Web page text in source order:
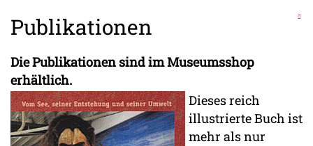
Publikationen
Die Publikationen sind im Museumsshop
erhältlich.
Dieses reich
illustrierte Buch ist
mehr als nur